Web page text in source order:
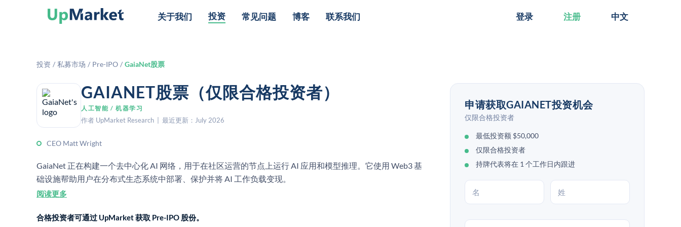
关于我们 投资 常见问题 博客 联系我们 登录 注册 中文
投资 / 私募市场 / Pre-IPO / GaiaNet股票
GAIANET股票（仅限合格投资者）
人工智能 / 机器学习
作者 UpMarket Research | 最近更新：July 2026
CEO Matt Wright
GaiaNet 正在构建一个去中心化 AI 网络，用于在社区运营的节点上运行 AI 应用和模型推理。它使用 Web3 基
础设施帮助用户在分布式生态系统中部署、保护并将 AI 工作负载变现。
阅读更多
合格投资者可通过 UpMarket 获取 Pre-IPO 股份。
申请获取GAIANET投资机会
仅限合格投资者
最低投资额 $50,000
仅限合格投资者
持牌代表将在 1 个工作日内跟进